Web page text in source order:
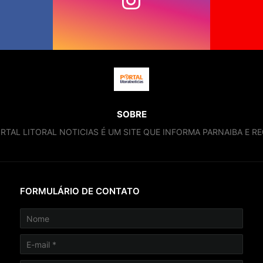
SOBRE
LITORAL NOTICIAS É UM SITE QUE INFORMA PARNAIBA E
FORMULÁRIO DE CONTATO